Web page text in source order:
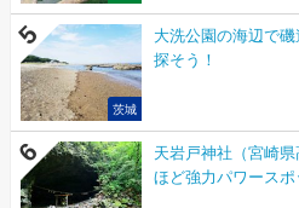
茨城
大洗公園の海辺で
探そう！
天岩戸神社（宮崎
ほど強力パワースポ